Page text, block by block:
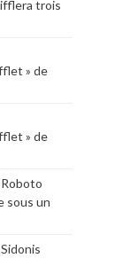
trois
» de
» de
sous un